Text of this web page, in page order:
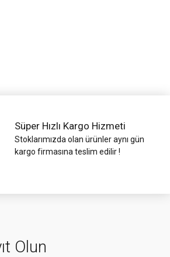
Süper Hızlı Kargo Hizmeti
Stoklarımızda olan ürünler aynı gün
kargo firmasına teslim edilir !
Olun